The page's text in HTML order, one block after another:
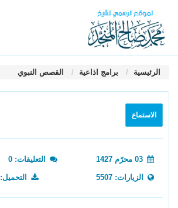
الرئيسية برامج اذاعية القصص النبوي
الاستماع
التعليقات: 0
الزيارات: 5507 التحميل: 4479